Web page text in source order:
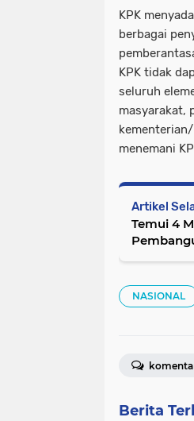
KPK
berbagai
KPK tidak
seluruh
masyarakat,
menemani
Artikel
Temui 4
NASIONAL
Berita